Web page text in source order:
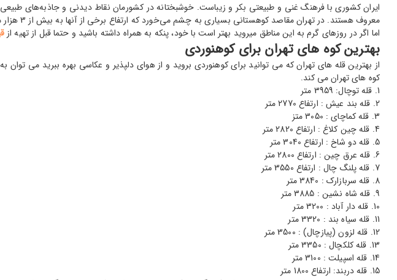
ایران کشوری با فرهنگ غنی و طبیعتی بکر و زیباست. خوشبختانه در کشورمان نقاط دیدنی و جاذبه‌های
معروف
اما اگر در روزهای گرم به این مناطق میروید بهتر است با خود، پنکه به همراه داشته باشید و حتما قبل از تهیه از
بهترین کوه های تهران برای کوهنوردی
از بهترین قله های تهران که می توانید برای کوهنوردی بروید و از هوای دلپذیر و عکاسی بهره ببرید می توان
کوه های تهران می کند.
قله توچال: 3959 متر
قله بند عیش : ارتفاع 2770 متر
قله کماچای : 3050 متز
قله چین کلاغ : ارتفاع 2820 متر
قله دو شاخ : ارتفاع 3040 متر
قله عرق چین : ارتفاع 2800 متر
قله پلنگ چال : ارتفاع 3550 متر
قله سربازارک : 3840 متر
قله شاه نشین : 3885 متر
قله دار آباد : 3200 متر
قله سیاه بند : 3320 متر
قله لزون (پیازچال) : 3500 متر
قله کلکچال : 3350 متر
قله اسپیلت : 3100 متر
قله دربند: ارتفاع 1800 متر